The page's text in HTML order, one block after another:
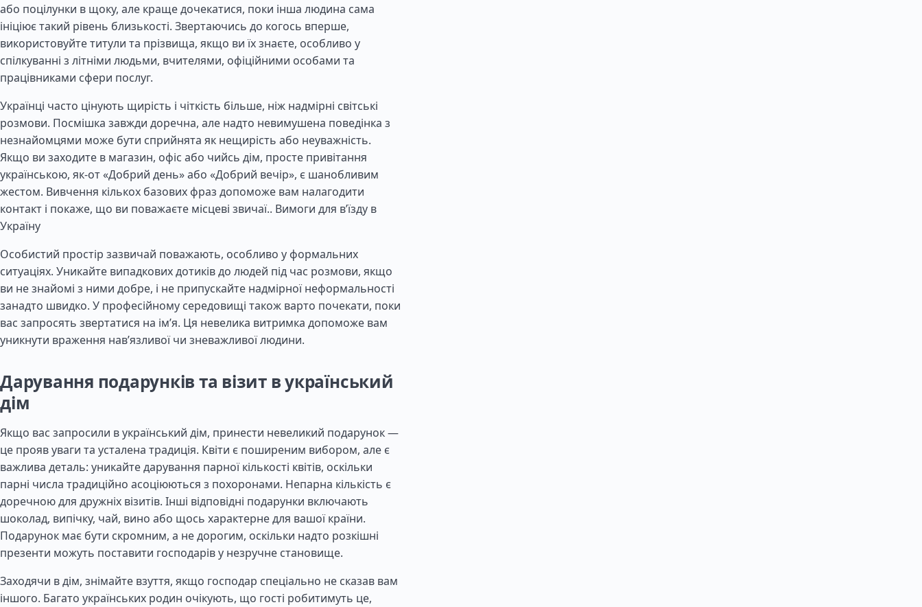
або поцілунки в щоку, але краще дочекатися, поки інша людина сама
ініціює такий рівень близькості. Звертаючись до когось вперше,
використовуйте титули та прізвища, якщо ви їх знаєте, особливо у
спілкуванні з літніми людьми, вчителями, офіційними особами та
працівниками сфери послуг.
Українці часто цінують щирість і чіткість більше, ніж надмірні світські
розмови. Посмішка завжди доречна, але надто невимушена поведінка з
незнайомцями може бути сприйнята як нещирість або неуважність.
Якщо ви заходите в магазин, офіс або чийсь дім, просте привітання
українською, як-от «Добрий день» або «Добрий вечір», є шанобливим
жестом. Вивчення кількох базових фраз допоможе вам налагодити
контакт і покаже, що ви поважаєте місцеві звичаї.. Вимоги для в’їзду в
Україну
Особистий простір зазвичай поважають, особливо у формальних
ситуаціях. Уникайте випадкових дотиків до людей під час розмови, якщо
ви не знайомі з ними добре, і не припускайте надмірної неформальності
занадто швидко. У професійному середовищі також варто почекати, поки
вас запросять звертатися на ім’я. Ця невелика витримка допоможе вам
уникнути враження нав’язливої чи зневажливої людини.
Дарування подарунків та візит в український
дім
Якщо вас запросили в український дім, принести невеликий подарунок —
це прояв уваги та усталена традиція. Квіти є поширеним вибором, але є
важлива деталь: уникайте дарування парної кількості квітів, оскільки
парні числа традиційно асоціюються з похоронами. Непарна кількість є
доречною для дружніх візитів. Інші відповідні подарунки включають
шоколад, випічку, чай, вино або щось характерне для вашої країни.
Подарунок має бути скромним, а не дорогим, оскільки надто розкішні
презенти можуть поставити господарів у незручне становище.
Заходячи в дім, знімайте взуття, якщо господар спеціально не сказав вам
іншого. Багато українських родин очікують, що гості робитимуть це,